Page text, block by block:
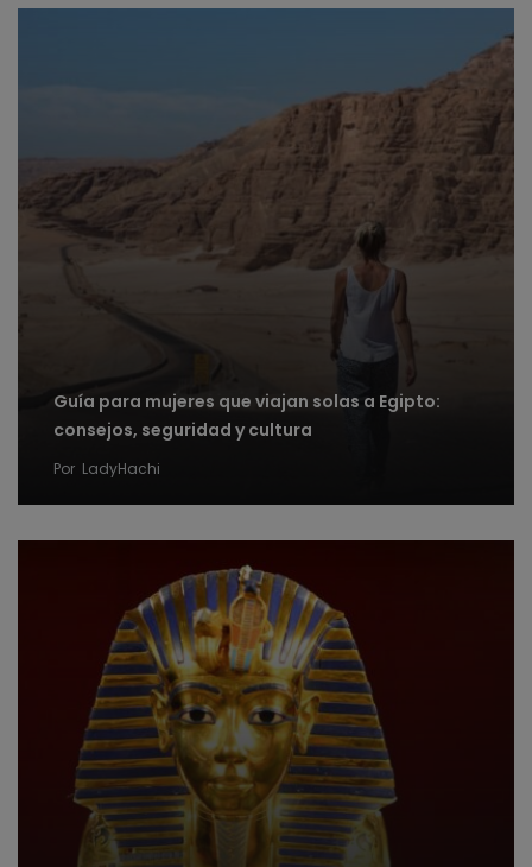
Guía para mujeres que viajan solas a Egipto:
consejos, seguridad y cultura
Por LadyHachi